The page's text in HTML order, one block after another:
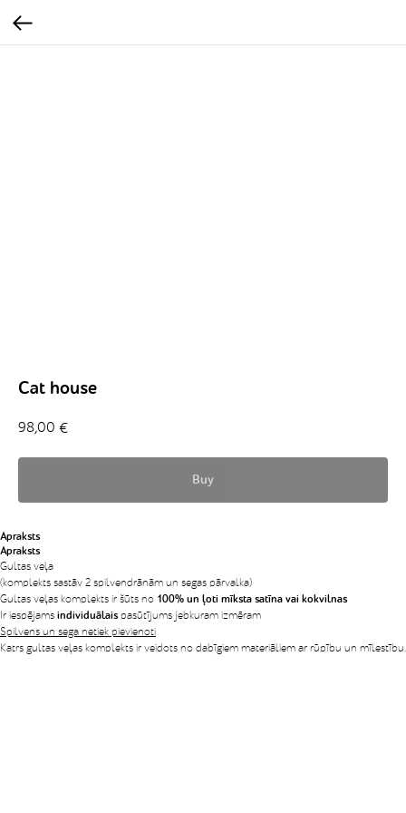
Cat house
98,00 €
Buy
Apraksts
Apraksts
Gultas veļa
(komplekts sastāv 2 spilvendrānām un segas pārvalka)
Gultas veļas komplekts ir šūts no 100% un ļoti mīksta satīna vai kokvilnas
Ir iespējams individuālais pasūtījums jebkuram izmēram
Spilvens un sega netiek pievienoti
Katrs gultas veļas komplekts ir veidots no dabīgiem materiāliem ar rūpību un mīlestību.